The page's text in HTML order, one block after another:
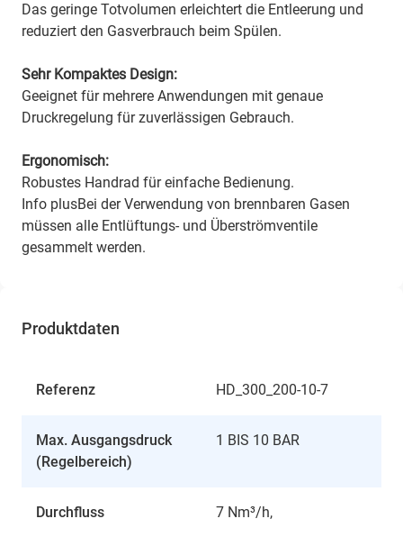
Das geringe Totvolumen erleichtert die Entleerung und
reduziert den Gasverbrauch beim Spülen.
Sehr Kompaktes Design:
Geeignet für mehrere Anwendungen mit genaue
Druckregelung für zuverlässigen Gebrauch.
Ergonomisch:
Robustes Handrad für einfache Bedienung.
Info plusBei der Verwendung von brennbaren Gasen
müssen alle Entlüftungs- und Überströmventile
gesammelt werden.
Produktdaten
Referenz HD_300_200-10-7
Max. Ausgangsdruck
(Regelbereich)
1 BIS 10 BAR
Durchfluss 7 Nm³/h,